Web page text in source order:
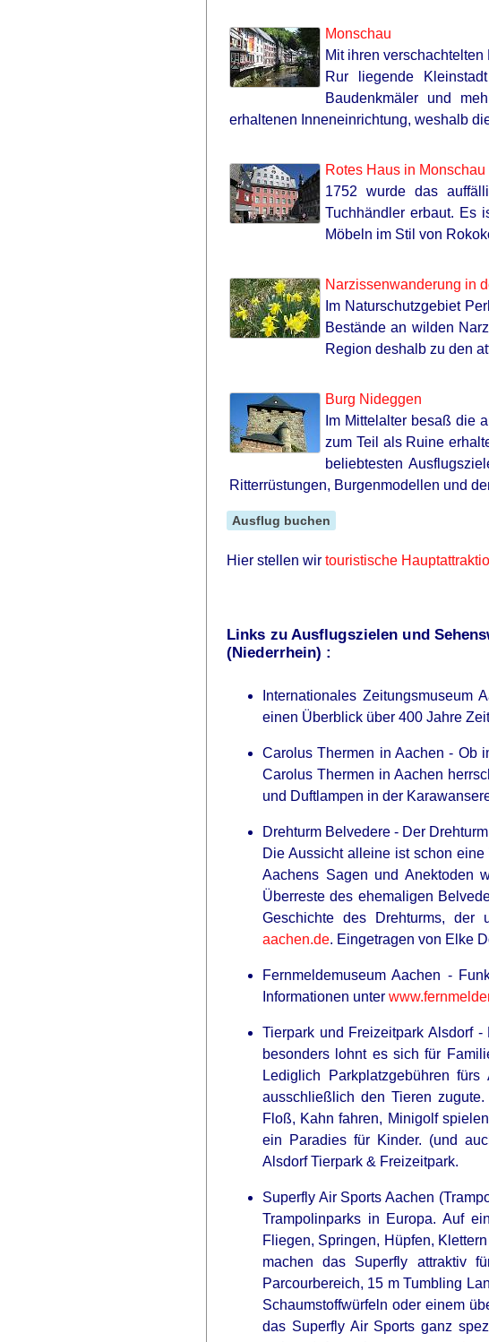
Monschau
Mit ihren
Rur liegende
Baudenkmäler und
erhaltenen Inneneinrichtung, weshalb
Rotes Haus in Monschau
1752 wurde das
Tuchhändler erbaut. Es
Möbeln im Stil von
Narzissenwanderung in
Im Naturschutzgebiet
Bestände an wilden
Region deshalb zu den
Burg Nideggen
Im Mittelalter besaß die
zum Teil als Ruine
beliebtesten
Ritterrüstungen, Burgenmodellen und
Ausflug buchen
Hier stellen wir touristische
Links zu Ausflugszielen und
(Niederrhein) :
Internationales
einen Überblick über 400 Jahre
Carolus Thermen in Aachen - Ob
Carolus Thermen in Aachen
und Duftlampen in der
Drehturm Belvedere - Der
Die Aussicht alleine ist schon
Aachens Sagen und Anektoden
Überreste des ehemaligen
Geschichte des Drehturms, der
aachen.de. Eingetragen von Elke
Fernmeldemuseum Aachen -
Informationen unter
Tierpark und Freizeitpark Alsdorf
besonders lohnt es sich für
Lediglich Parkplatzgebühren
ausschließlich den Tieren
Floß, Kahn fahren, Minigolf
ein Paradies für Kinder. (und
Alsdorf Tierpark & Freizeitpark.
Superfly Air Sports Aachen
Trampolinparks in Europa. Auf
Fliegen, Springen, Hüpfen,
machen das Superfly attraktiv
Parcourbereich, 15 m Tumbling
Schaumstoffwürfeln oder einem
das Superfly Air Sports ganz